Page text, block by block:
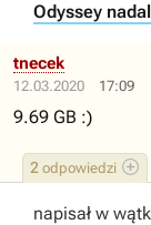
Odyssey
12.03.2020 17:09
2 odpowiedzi
tnecek
9.69 GB :)
napisał w